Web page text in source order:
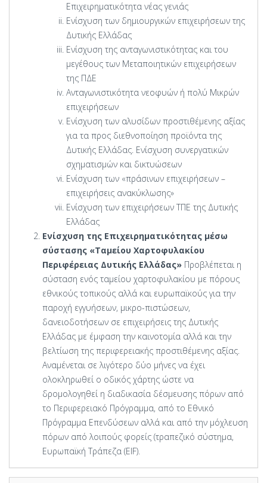
Επιχειρηματικότητα νέας γενιάς
Ενίσχυση των δημιουργικών επιχειρήσεων της
Δυτικής Ελλάδας
Ενίσχυση της ανταγωνιστικότητας και του
μεγέθους των Μεταποιητικών επιχειρήσεων
της ΠΔΕ
Ανταγωνιστικότητα νεοφυών ή πολύ Μικρών
επιχειρήσεων
Ενίσχυση των αλυσίδων προστιθέμενης αξίας
για τα προς διεθνοποίηση προϊόντα της
Δυτικής Ελλάδας. Ενίσχυση συνεργατικών
σχηματισμών και δικτυώσεων
Ενίσχυση των «πράσινων επιχειρήσεων –
επιχειρήσεις ανακύκλωσης»
Ενίσχυση των επιχειρήσεων ΤΠΕ της Δυτικής
Ελλάδας
Ενίσχυση της Επιχειρηματικότητας μέσω
σύστασης «Ταμείου Χαρτοφυλακίου
Περιφέρειας Δυτικής Ελλάδας» Προβλέπεται η
σύσταση ενός ταμείου χαρτοφυλακίου με πόρους
εθνικούς τοπικούς αλλά και ευρωπαϊκούς για την
παροχή εγγυήσεων, μικρο-πιστώσεων,
δανειοδοτήσεων σε επιχειρήσεις της Δυτικής
Ελλάδας με έμφαση την καινοτομία αλλά και την
βελτίωση της περιφερειακής προστιθέμενης αξίας.
Αναμένεται σε λιγότερο δύο μήνες να έχει
ολοκληρωθεί ο οδικός χάρτης ώστε να
δρομολογηθεί η διαδικασία δέσμευσης πόρων από
το Περιφερειακό Πρόγραμμα, από το Εθνικό
Πρόγραμμα Επενδύσεων αλλά και από την μόχλευση
πόρων από λοιπούς φορείς (τραπεζικό σύστημα,
Ευρωπαϊκή Τράπεζα (EIF).